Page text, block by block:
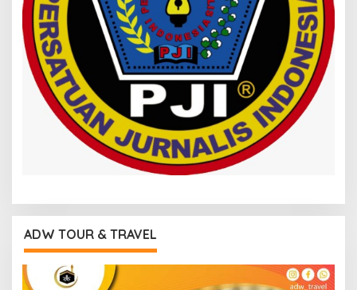
ADW TOUR & TRAVEL